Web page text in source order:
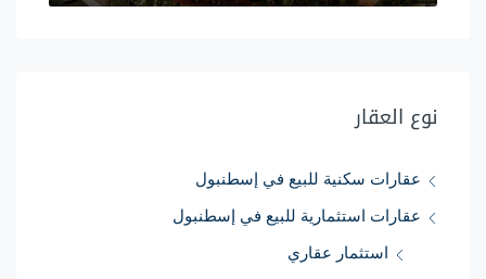
نوع العقار
عقارات سكنية للبيع في إسطنبول
عقارات استثمارية للبيع في إسطنبول
استثمار عقاري